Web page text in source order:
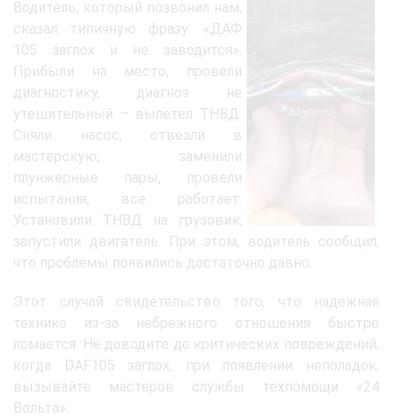
Водитель, который позвонил нам,
сказал типичную фразу: «ДАФ
105 заглох и не заводится».
Прибыли на место, провели
диагностику, диагноз не
утешительный – вылетел ТНВД.
Сняли насос, отвезли в
мастерскую, заменили
плунжерные пары, провели
испытания, все работает.
Установили ТНВД на грузовик,
запустили двигатель. При этом, водитель сообщил,
что проблемы появились достаточно давно.
Этот случай свидетельство того, что надежная
техника из-за небрежного отношения быстро
ломается. Не доводите до критических повреждений,
когда DAF105 заглох, при появлении неполадок,
вызывайте мастеров службы техпомощи «24
Вольта».